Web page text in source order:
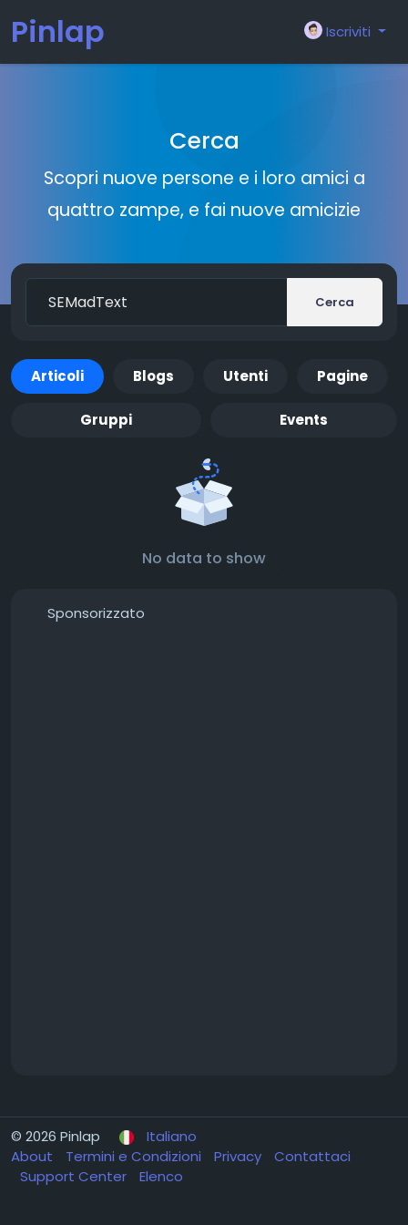
Pinlap Iscriviti
Cerca
Scopri nuove persone e i loro amici a
quattro zampe, e fai nuove amicizie
Cerca
Articoli Blogs Utenti Pagine
Gruppi Events
No data to show
Sponsorizzato
© 2026 Pinlap
Italiano
About
Termini e Condizioni Privacy
Contattaci
Support Center
Elenco